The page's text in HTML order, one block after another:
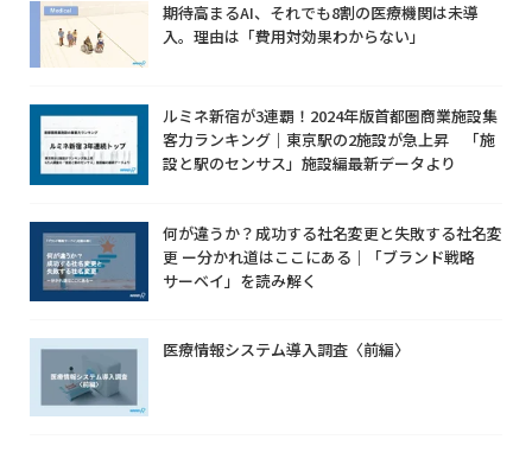
期待高まるAI、それでも8割の医療機関は未導
入。理由は「費用対効果わからない」
ルミネ新宿が3連覇！2024年版首都圏商業施設集
客力ランキング｜東京駅の2施設が急上昇 「施
設と駅のセンサス」施設編最新データより
何が違うか？成功する社名変更と失敗する社名変
更 ー分かれ道はここにある｜「ブランド戦略
サーベイ」を読み解く
医療情報システム導入調査〈前編〉